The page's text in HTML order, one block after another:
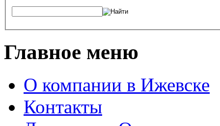
Главное меню
О компании в Ижевске
Контакты